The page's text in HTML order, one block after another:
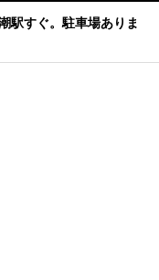
駅すぐ。駐車場ありま